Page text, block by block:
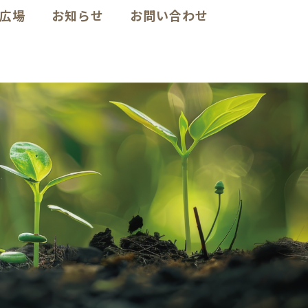
場 お知らせ お問い合わせ